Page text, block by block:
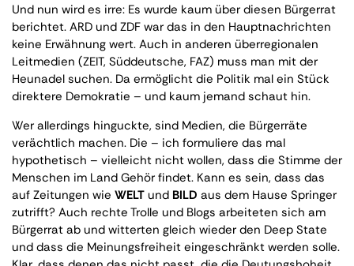
Und nun wird es irre: Es wurde kaum über diesen Bürgerrat
berichtet. ARD und ZDF war das in den Hauptnachrichten
keine Erwähnung wert. Auch in anderen überregionalen
Leitmedien (ZEIT, Süddeutsche, FAZ) muss man mit der
Heunadel suchen. Da ermöglicht die Politik mal ein Stück
direktere Demokratie – und kaum jemand schaut hin.
Wer allerdings hinguckte, sind Medien, die Bürgerräte
verächtlich machen. Die – ich formuliere das mal
hypothetisch – vielleicht nicht wollen, dass die Stimme der
Menschen im Land Gehör findet. Kann es sein, dass das
auf Zeitungen wie WELT und BILD aus dem Hause Springer
zutrifft? Auch rechte Trolle und Blogs arbeiteten sich am
Bürgerrat ab und witterten gleich wieder den Deep State
und dass die Meinungsfreiheit eingeschränkt werden solle.